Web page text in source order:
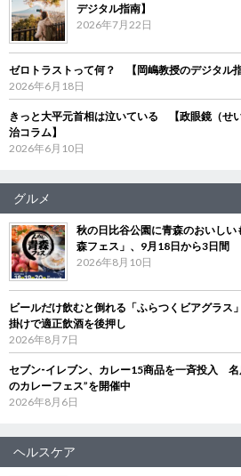
デジタル指南】
2026年7月22日
ゼロトラストって何？ 【岡嶋教授のデジタル指
2026年6月18日
きっと大平元首相は泣いている 【政眼鏡（せ
治コラム】
2026年6月10日
グルメ
秋の日比谷公園に青森のおいし
森フェス」、9月18日から3日間
2026年8月10日
ビールだけ飲むと倒れる「ふらつくビアグラ
掛けで適正飲酒を後押し
2026年8月7日
セブン‐イレブン、カレー15商品を一斉投入
のカレーフェス”を開催中
2026年8月6日
ヘルスケア